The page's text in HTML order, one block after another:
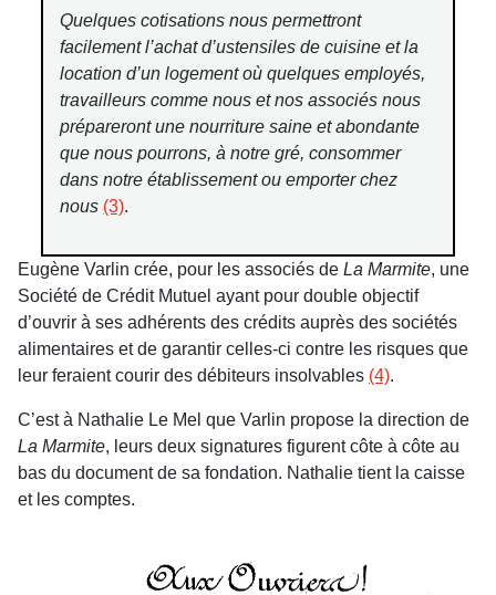
Quelques cotisations nous permettront
facilement l’achat d’ustensiles de cuisine et la
location d’un logement où quelques employés,
travailleurs comme nous et nos associés nous
prépareront une nourriture saine et abondante
que nous pourrons, à notre gré, consommer
dans notre établissement ou emporter chez
nous (3).
Eugène Varlin crée, pour les associés de La Marmite, une
Société de Crédit Mutuel ayant pour double objectif
d’ouvrir à ses adhérents des crédits auprès des sociétés
alimentaires et de garantir celles-ci contre les risques que
leur feraient courir des débiteurs insolvables (4).
C’est à Nathalie Le Mel que Varlin propose la direction de
La Marmite, leurs deux signatures figurent côte à côte au
bas du document de sa fondation. Nathalie tient la caisse
et les comptes.